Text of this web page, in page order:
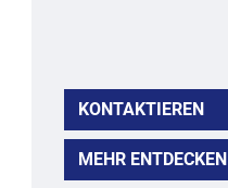
KONTAKTIEREN
MEHR ENTDECKEN